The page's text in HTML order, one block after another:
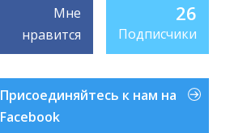
Мне
нравится
26
Подписчики
Присоединяйтесь к нам на
Facebook